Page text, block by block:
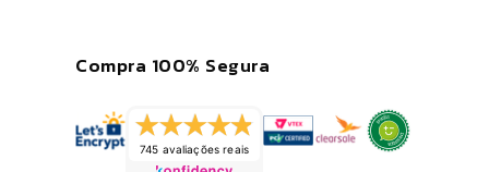
Compra 100% Segura
745 avaliações reais